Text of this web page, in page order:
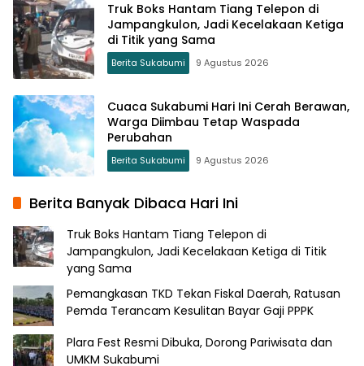
Truk Boks Hantam Tiang Telepon di
Jampangkulon, Jadi Kecelakaan Ketiga
di Titik yang Sama
Berita Sukabumi 9 Agustus 2026
Cuaca Sukabumi Hari Ini Cerah Berawan,
Warga Diimbau Tetap Waspada
Perubahan
Berita Sukabumi 9 Agustus 2026
Berita Banyak Dibaca Hari Ini
Truk Boks Hantam Tiang Telepon di
Jampangkulon, Jadi Kecelakaan Ketiga di Titik
yang Sama
Pemangkasan TKD Tekan Fiskal Daerah, Ratusan
Pemda Terancam Kesulitan Bayar Gaji PPPK
Plara Fest Resmi Dibuka, Dorong Pariwisata dan
UMKM Sukabumi